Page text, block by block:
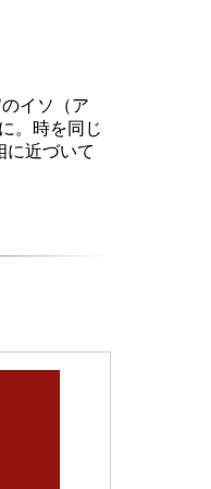
イソ（ア
。時を同じ
に近づいて